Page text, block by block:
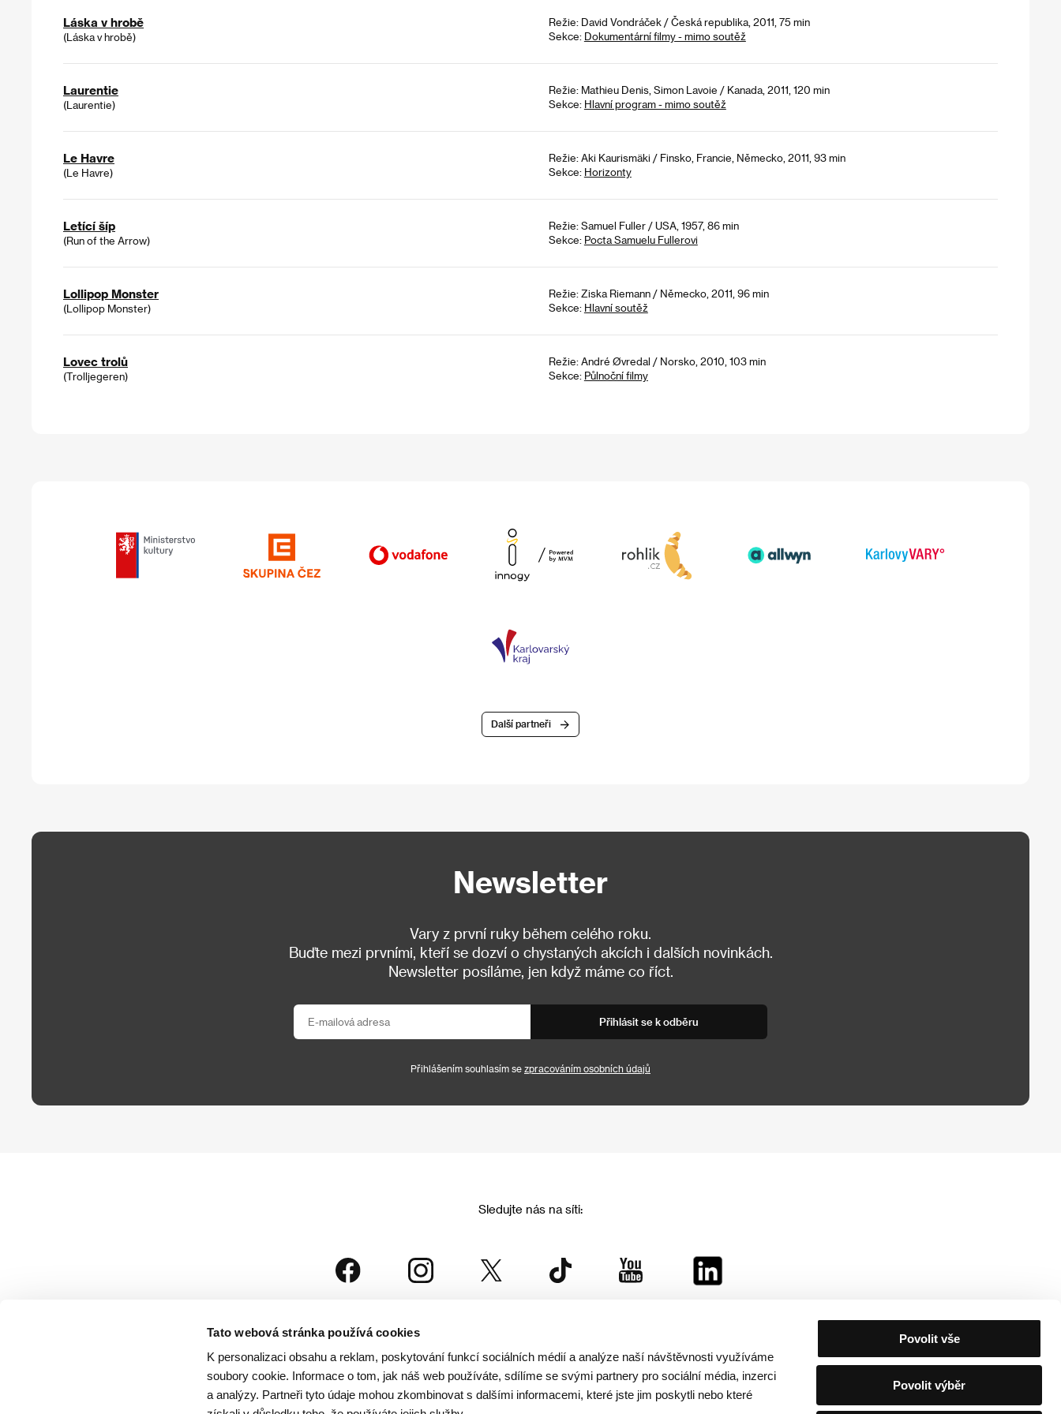
Tato webová stránka používá cookies
K personalizaci obsahu a reklam, poskytování funkcí sociálních médií a analýze naší návštěvnosti využíváme
soubory cookie. Informace o tom, jak náš web používáte, sdílíme se svými partnery pro sociální média, inzerci
a analýzy. Partneři tyto údaje mohou zkombinovat s dalšími informacemi, které jste jim poskytli nebo které
Povolit vše
Povolit výběr
Láska v hrobě
(Láska v hrobě)
Režie: David Vondráček / Česká republika, 2011, 75 min
Sekce: Dokumentární filmy - mimo soutěž
Laurentie
(Laurentie)
Režie: Mathieu Denis, Simon Lavoie / Kanada, 2011, 120 min
Sekce: Hlavní program - mimo soutěž
Le Havre
(Le Havre)
Režie: Aki Kaurismäki / Finsko, Francie, Německo, 2011, 93 min
Sekce: Horizonty
Letící šíp
(Run of the Arrow)
Režie: Samuel Fuller / USA, 1957, 86 min
Sekce: Pocta Samuelu Fullerovi
Lollipop Monster
(Lollipop Monster)
Režie: Ziska Riemann / Německo, 2011, 96 min
Sekce: Hlavní soutěž
Lovec trolů
(Trolljegeren)
Režie: André Øvredal / Norsko, 2010, 103 min
Sekce: Půlnoční filmy
Další partneři
Newsletter
Vary z první ruky během celého roku.
Buďte mezi prvními, kteří se dozví o chystaných akcích i dalších novinkách.
Newsletter posíláme, jen když máme co říct.
Přihlásit se k odběru
Přihlášením souhlasím se zpracováním osobních údajů
Sledujte nás na síti:
je součástí rodiny KVIFF Group, která zastřešuje i další projekty: